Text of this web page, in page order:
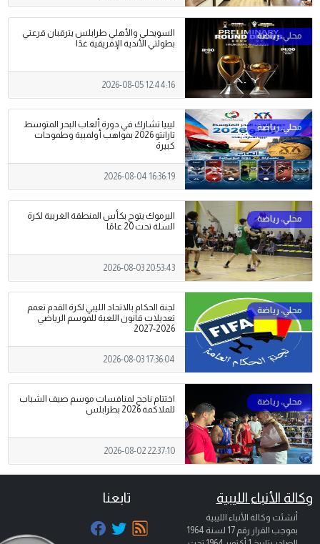
السويحلي والأهلي طرابلس يترقبان قرعتي
بطولتي الأندية الإفريقية غدًا
2026-08-05 12:44:16
ليبيا تشارك في دورة ألعاب البحر المتوسط
تارانتو 2026 بمواهب أولمبية وطموحات
كبيرة
2026-08-04 16:36:19
اليرموك يتوج بكأس المنطقة الغربية لكرة
السلة تحت 20 عامًا
2026-08-03 20:53:43
لجنة الحكام بالاتحاد الليبي لكرة القدم تعمم
تعديلات قانون اللعبة للموسم الرياضي
2026-2027
2026-08-03 17:36:04
اختتام ناجح لمنافسات موسم صيف الشباب
للملاكمة 2026 بطرابلس
2026-08-02 22:37:10
وكالة الأنباء الليبية
أنشئت وكالة الأنباء الليبية
بموجب القرار رقم 17 لسنة 1964
تابعنا